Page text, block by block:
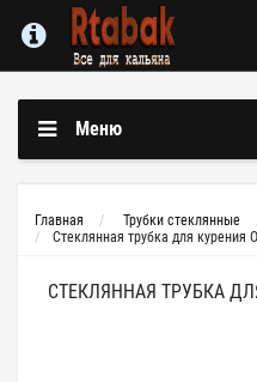
Меню
Главная Трубки стеклянные
Стеклянная трубка для курения
СТЕКЛЯННАЯ ТРУБКА